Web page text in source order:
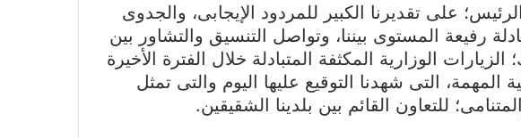
على تقديرنا الكبير للمردود الإيجابى، والجدوى
رفيعة المستوى بيننا، وتواصل التنسيق والتشاور بين
الوزارية المكثفة المتبادلة خلال الفترة الأخيرة
المهمة، التى شهدنا التوقيع عليها اليوم والتى تمثل
للتعاون القائم بين بلدينا الشقيقين.